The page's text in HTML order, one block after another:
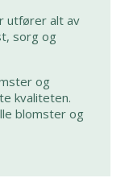
utfører alt av
sorg og
og
kvaliteten.
blomster og